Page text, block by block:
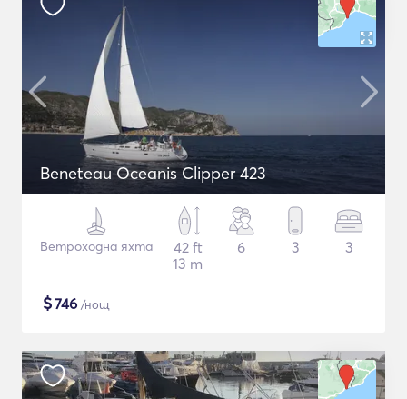
Beneteau Oceanis Clipper 423
Ветроходна яхта
42 ft
13 m
6 3 3
$746 /нощ